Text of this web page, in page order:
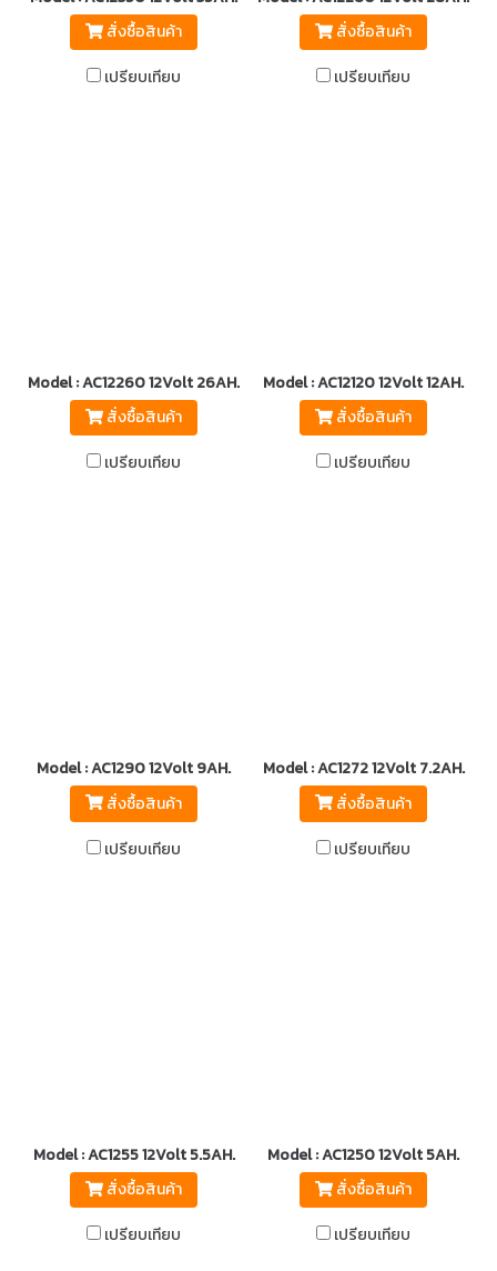
สั่งซื้อสินค้า
เปรียบเทียบ
สั่งซื้อสินค้า
เปรียบเทียบ
Model : AC12260 12Volt 26AH.
สั่งซื้อสินค้า
เปรียบเทียบ
Model : AC12120 12Volt 12AH.
สั่งซื้อสินค้า
เปรียบเทียบ
Model : AC1290 12Volt 9AH.
สั่งซื้อสินค้า
เปรียบเทียบ
Model : AC1272 12Volt 7.2AH.
สั่งซื้อสินค้า
เปรียบเทียบ
Model : AC1255 12Volt 5.5AH.
สั่งซื้อสินค้า
เปรียบเทียบ
Model : AC1250 12Volt 5AH.
สั่งซื้อสินค้า
เปรียบเทียบ